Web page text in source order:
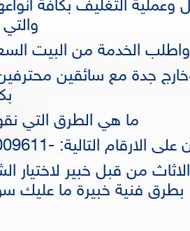
وعملية التغليف بكافة
الخدمة من البيت
جدة مع سائقين
ما هي الطرق التي
التالية: -0556749777/0564009611
من قبل خبير لاختيار
بطرق فنية خبيرة ما عليك